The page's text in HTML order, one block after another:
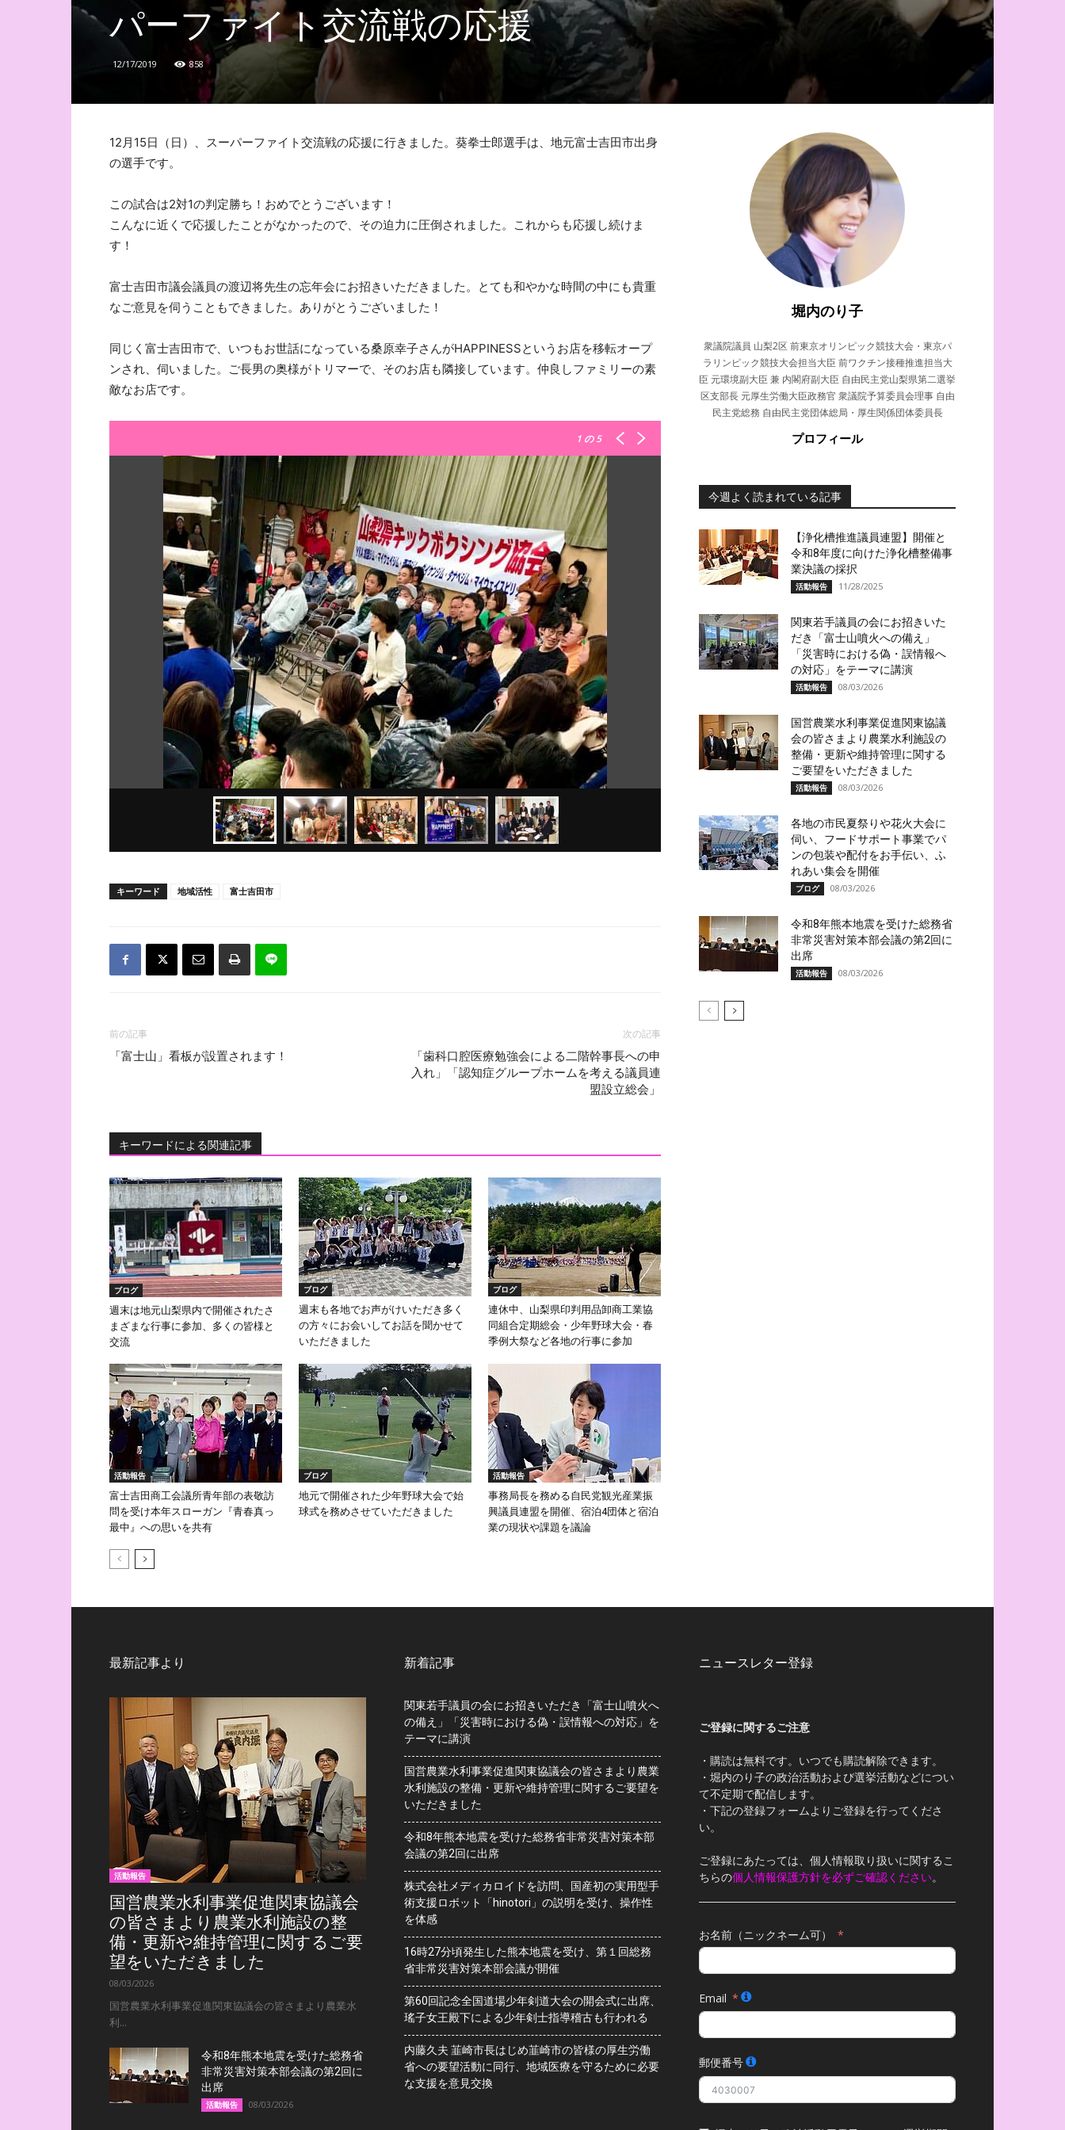
パーファイト交流戦の応援
12/17/2019 858
12月15日（日）、スーパーファイト交流戦の応援に行きました。葵拳士郎選手は、地元富士吉田市出身
の選手です。
この試合は2対1の判定勝ち！ おめでとうございます ！
こんなに近くで応援したことがなかったので、その迫力に圧倒されました。これからも応援し続けま
す！
富士吉田市議会議員の渡辺将先生の忘年会にお招きいただきました。とても和やかな時間の中にも貴重
なご意見を伺うこともできました。ありがとうございました！
同じく富士吉田市で、いつもお世話になっている桑原幸子さんがHAPPINESSというお店を移転オープ
ンされ、伺いました。ご長男の奥様がトリマーで、そのお店も隣接しています。仲良しファミリーの素
敵なお店です。
1 の 5
キーワード 地域活性 富士吉田市
前の記事
「富士山」看板が設置されます！
次の記事
「歯科口腔医療勉強会による二階幹事長への申
入れ」「認知症グループホームを考える議員連
盟設立総会」
キーワードによる関連記事
ブログ
週末は地元山梨県内で開催されたさ
まざまな行事に参加、多くの皆様と
交流
ブログ
週末も各地でお声がけいただき多く
の方々にお会いしてお話を聞かせて
いただきました
ブログ
連休中、山梨県印判用品卸商工業協
同組合定期総会・少年野球大会・春
季例大祭など各地の行事に参加
活動報告
富士吉田商工会議所青年部の表敬訪
問を受け本年スローガン『青春真っ
最中』への思いを共有
ブログ
地元で開催された少年野球大会で始
球式を務めさせていただきました
活動報告
事務局長を務める自民党観光産業振
興議員連盟を開催、宿泊4団体と宿泊
業の現状や課題を議論
堀内のり子
衆議院議員 山梨2区 前東京オリンピック競技大会・東京パ
ラリンピック競技大会担当大臣 前ワクチン接種推進担当大
臣 元環境副大臣 兼 内閣府副大臣 自由民主党山梨県第二選挙
区支部長 元厚生労働大臣政務官 衆議院予算委員会理事 自由
民主党総務 自由民主党団体総局・厚生関係団体委員長
プロフィール
今週よく読まれている記事
【浄化槽推進議員連盟】開催と
令和8年度に向けた浄化槽整備事
業決議の採択
活動報告 11/28/2025
関東若手議員の会にお招きいた
だき「富士山噴火への備え」
「災害時における偽・誤情報へ
の対応」をテーマに講演
活動報告 08/03/2026
国営農業水利事業促進関東協議
会の皆さまより農業水利施設の
整備・更新や維持管理に関する
ご要望をいただきました
活動報告 08/03/2026
各地の市民夏祭りや花火大会に
伺い、フードサポート事業でパ
ンの包装や配付をお手伝い、ふ
れあい集会を開催
ブログ 08/03/2026
令和8年熊本地震を受けた総務省
非常災害対策本部会議の第2回に
出席
活動報告 08/03/2026
最新記事より
活動報告
国営農業水利事業促進関東協議会
の皆さまより農業水利施設の整
備・更新や維持管理に関するご要
望をいただきました
08/03/2026
国営農業水利事業促進関東協議会の皆さまより農業水
利...
令和8年熊本地震を受けた総務省
非常災害対策本部会議の第2回に
出席
活動報告 08/03/2026
新着記事
関東若手議員の会にお招きいただき「富士山噴火へ
の備え」「災害時における偽・誤情報への対応」を
テーマに講演
国営農業水利事業促進関東協議会の皆さまより農業
水利施設の整備・更新や維持管理に関するご要望を
いただきました
令和8年熊本地震を受けた総務省非常災害対策本部
会議の第2回に出席
株式会社メディカロイドを訪問、国産初の実用型手
術支援ロボット「hinotori」の説明を受け、操作性
を体感
16時27分頃発生した熊本地震を受け、第１回総務
省非常災害対策本部会議が開催
第60回記念全国道場少年剣道大会の開会式に出席、
瑤子女王殿下による少年剣士指導稽古も行われる
内藤久夫 韮崎市長はじめ韮崎市の皆様の厚生労働
省への要望活動に同行、地域医療を守るために必要
な支援を意見交換
ニュースレター登録
ご登録に関するご注意
・購読は無料です。いつでも購読解除できます。
・堀内のり子の政治活動および選挙活動などについ
て不定期で配信します。
・下記の登録フォームよりご登録を行ってくださ
い。
ご登録にあたっては、個人情報取り扱いに関するこ
ちらの個人情報保護方針を必ずご確認ください。
お名前（ニックネーム可）
Email
郵便番号